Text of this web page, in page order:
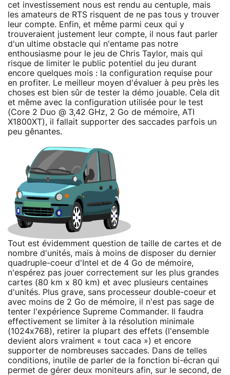
cet investissement nous est rendu au centuple, mais
les amateurs de RTS risquent de ne pas tous y trouver
leur compte. Enfin, et même parmi ceux qui y
trouveraient justement leur compte, il nous faut parler
d'un ultime obstacle qui n'entame pas notre
enthousiasme pour le jeu de Chris Taylor, mais qui
risque de limiter le public potentiel du jeu durant
encore quelques mois : la configuration requise pour
en profiter. Le meilleur moyen d'évaluer à peu près les
choses est bien sûr de tester la démo jouable. Cela dit
et même avec la configuration utilisée pour le test
(Core 2 Duo @ 3,42 GHz, 2 Go de mémoire, ATI
X1800XT), il fallait supporter des saccades parfois un
peu gênantes.
Tout est évidemment question de taille de cartes et de
nombre d'unités, mais à moins de disposer du dernier
quadruple-coeur d'Intel et de 4 Go de mémoire,
n'espérez pas jouer correctement sur les plus grandes
cartes (80 km x 80 km) et avec plusieurs centaines
d'unités. Plus grave, sans processeur double-coeur et
avec moins de 2 Go de mémoire, il n'est pas sage de
tenter l'expérience Supreme Commander. Il faudra
effectivement se limiter à la résolution minimale
(1024x768), retirer la plupart des effets (l'ensemble
devient alors vraiment « tout caca ») et encore
supporter de nombreuses saccades. Dans de telles
conditions, inutile de parler de la fonction bi-écran qui
permet de gérer deux moniteurs afin, sur le second, de